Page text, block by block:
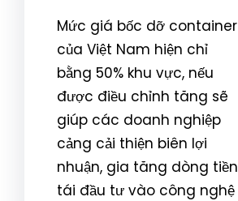
Mức giá bốc dỡ container
của Việt Nam hiện chỉ
bằng 50% khu vực, nếu
được điều chỉnh tăng sẽ
giúp các doanh nghiệp
cảng cải thiện biên lợi
nhuận, gia tăng dòng tiền
tái đầu tư vào công nghệ